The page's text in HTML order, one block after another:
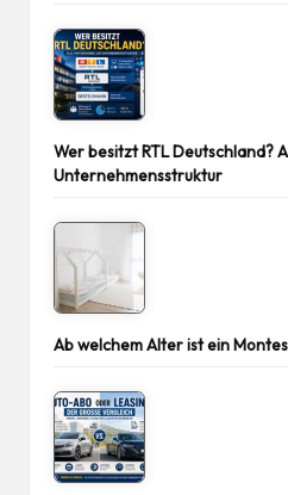
Wer besitzt RTL Deutschland?
Unternehmensstruktur
Ab welchem Alter ist ein